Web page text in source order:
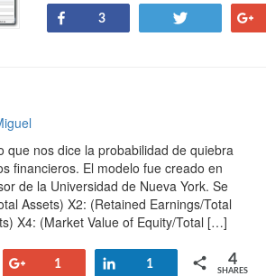
Share
3
que nos dice la probabilidad de quiebra
financieros. El modelo fue creado en
de la Universidad de Nueva York. Se
Assets) X2: (Retained Earnings/Total
X4: (Market Value of Equity/Total […]
1 Share
1
SHARES
4